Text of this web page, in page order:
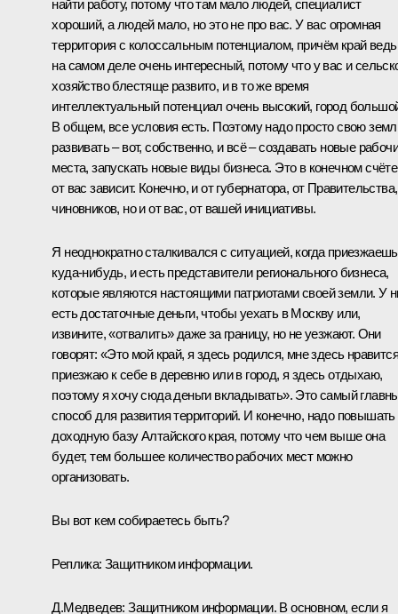
найти работу, потому что там мало людей, специалист
хороший, а людей мало, но это не про вас. У вас огромная
территория с колоссальным потенциалом, причём край ведь
на самом деле очень интересный, потому что у вас и
хозяйство блестяще развито, и в то же время
интеллектуальный потенциал очень высокий, город
В общем, все условия есть. Поэтому надо просто свою
развивать – вот, собственно, и всё – создавать новые
места, запускать новые виды бизнеса. Это в конечном счёте
от вас зависит. Конечно, и от губернатора, от Правительства,
чиновников, но и от вас, от вашей инициативы.
Я неоднократно сталкивался с ситуацией, когда приезжаешь
куда‑нибудь, и есть представители регионального бизнеса,
которые являются настоящими патриотами своей земли. У
есть достаточные деньги, чтобы уехать в Москву или,
извините, «отвалить» даже за границу, но не уезжают. Они
говорят: «Это мой край, я здесь родился, мне здесь
приезжаю к себе в деревню или в город, я здесь отдыхаю,
поэтому я хочу сюда деньги вкладывать». Это самый
способ для развития территорий. И конечно, надо повышать
доходную базу Алтайского края, потому что чем выше она
будет, тем большее количество рабочих мест можно
организовать.
Вы вот кем собираетесь быть?
Реплика: Защитником информации.
Д.Медведев: Защитником информации. В основном, если я